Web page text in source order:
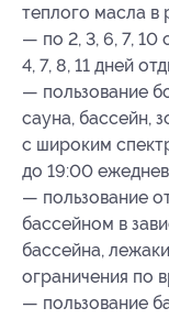
теплого масла в
— по 2, 3, 6, 7, 10
4, 7, 8, 11 дней
— пользование
сауна, бассейн,
с широким
до 19:00
— пользование
бассейном в
бассейна,
ограничения по
— пользование